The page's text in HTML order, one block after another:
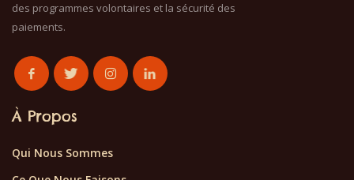
des programmes volontaires et la sécurité des
paiements.
À Propos
Qui Nous Sommes